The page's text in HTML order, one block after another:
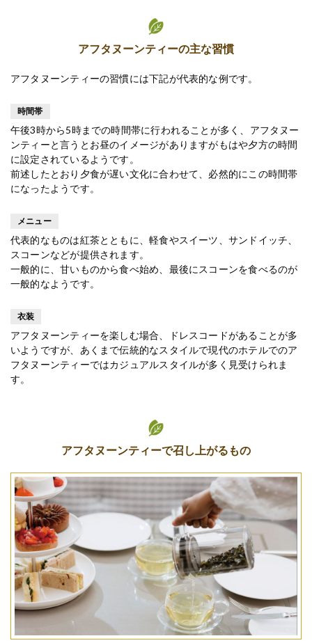
アフタヌーンティーの主な習慣
アフタヌーンティーの習慣には下記が代表的な例です。
時間帯
午後3時から5時までの時間帯に行われることが多く、アフタヌー
ンティーと言うとお昼のイメージがありますがもはや夕方の時間
に設定されているようです。
前述したとおり夕食が遅い文化に合わせて、必然的にこの時間帯
になったようです。
メニュー
代表的なものは紅茶とともに、軽食やスイーツ、サンドイッチ、
スコーンなどが提供されます。
一般的に、甘いものから食べ始め、最後にスコーンを食べるのが
一般的なようです。
衣装
アフタヌーンティーを楽しむ場合、ドレスコードがあることが多
いようですが、あくまで伝統的なスタイルで現代のホテルでのア
フタヌーンティーではカジュアルスタイルが多く見受けられま
す。
アフタヌーンティーで召し上がるもの